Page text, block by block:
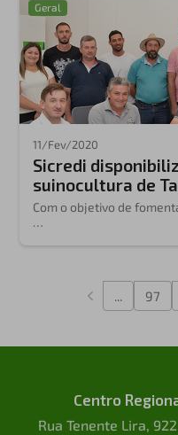
Geral
11/Fev/2020
Sicredi
suinocultura de
Com o objetivo de
…
... 97
Centro
Rua Tenente Lira,